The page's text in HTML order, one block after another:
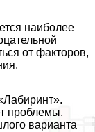
наиболее
от факторов,
проблемы,
варианта